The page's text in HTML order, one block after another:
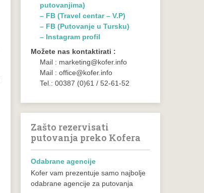
putovanjima)
– FB (Travel centar – V.P)
– FB (Putovanje u Tursku)
– Instagram profil
Možete nas kontaktirati :
Mail : marketing@kofer.info
Mail : office@kofer.info
Tel.: 00387 (0)61 / 52-61-52
Zašto rezervisati
putovanja preko Kofera
Odabrane agencije
Kofer vam prezentuje samo najbolje
odabrane agencije za putovanja